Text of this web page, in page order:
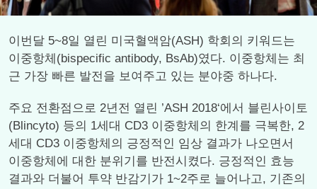
이번달 5~8일 열린 미국혈액암(ASH) 학회의 키워드는
이중항체(bispecific antibody, BsAb)였다. 이중항체는 최
근 가장 빠른 발전을 보여주고 있는 분야중 하나다.
주요 전환점으로 2년전 열린 ’ASH 2018‘에서 블린사이토
(Blincyto) 등의 1세대 CD3 이중항체의 한계를 극복한, 2
세대 CD3 이중항체의 긍정적인 임상 결과가 나오면서
이중항체에 대한 분위기를 반전시켰다. 긍정적인 효능
결과와 더불어 투약 반감기가 1~2주로 늘어나고, 기존의